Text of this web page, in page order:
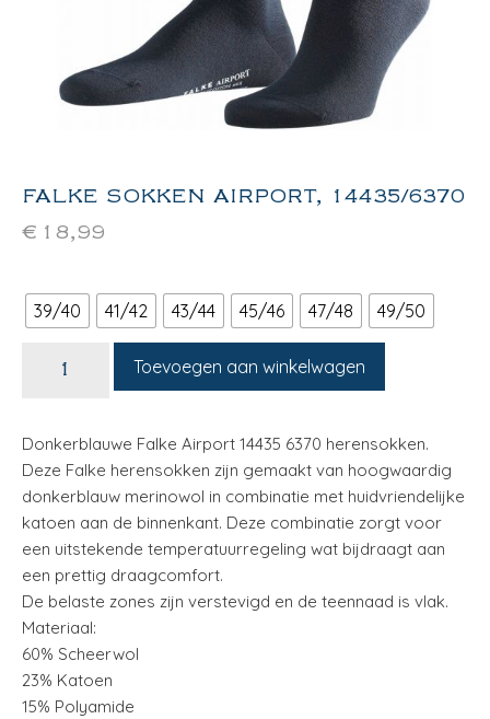
FALKE SOKKEN AIRPORT, 14435/6370
€ 18,99
39/40 41/42 43/44 45/46 47/48 49/50
Toevoegen aan winkelwagen
Donkerblauwe Falke Airport 14435 6370 herensokken.
Deze Falke herensokken zijn gemaakt van hoogwaardig
donkerblauw merinowol in combinatie met huidvriendelijke
katoen aan de binnenkant. Deze combinatie zorgt voor
een uitstekende temperatuurregeling wat bijdraagt aan
een prettig draagcomfort.
De belaste zones zijn verstevigd en de teennaad is vlak.
Materiaal:
60% Scheerwol
23% Katoen
15% Polyamide